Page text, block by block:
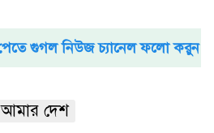
গুগল নিউজ চ্যানেল ফলো করুন
আমার দেশ